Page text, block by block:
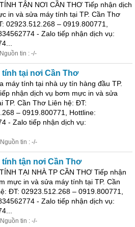
TẬN NƠI CẦN THƠ Tiếp nhận dịch
in và sửa máy tính tại TP. Cần Thơ
02923.512.268 – 0919.800771,
- Zalo tiếp nhận dịch vụ:
tin : -/-
tính tại nơi Cần Thơ
máy tính tại nhà uy tín hàng đầu TP.
nhận dịch vụ bơm mực in và sửa
TP. Cần Thơ Liên hệ: ĐT:
– 0919.800771, Hottline:
- Zalo tiếp nhận dịch vụ:
tin : -/-
tính tận nơi Cần Thơ
TẠI NHÀ TP CẦN THƠ Tiếp nhận
mực in và sửa máy tính tại TP. Cần
ĐT: 02923.512.268 – 0919.800771,
- Zalo tiếp nhận dịch vụ:
tin : -/-